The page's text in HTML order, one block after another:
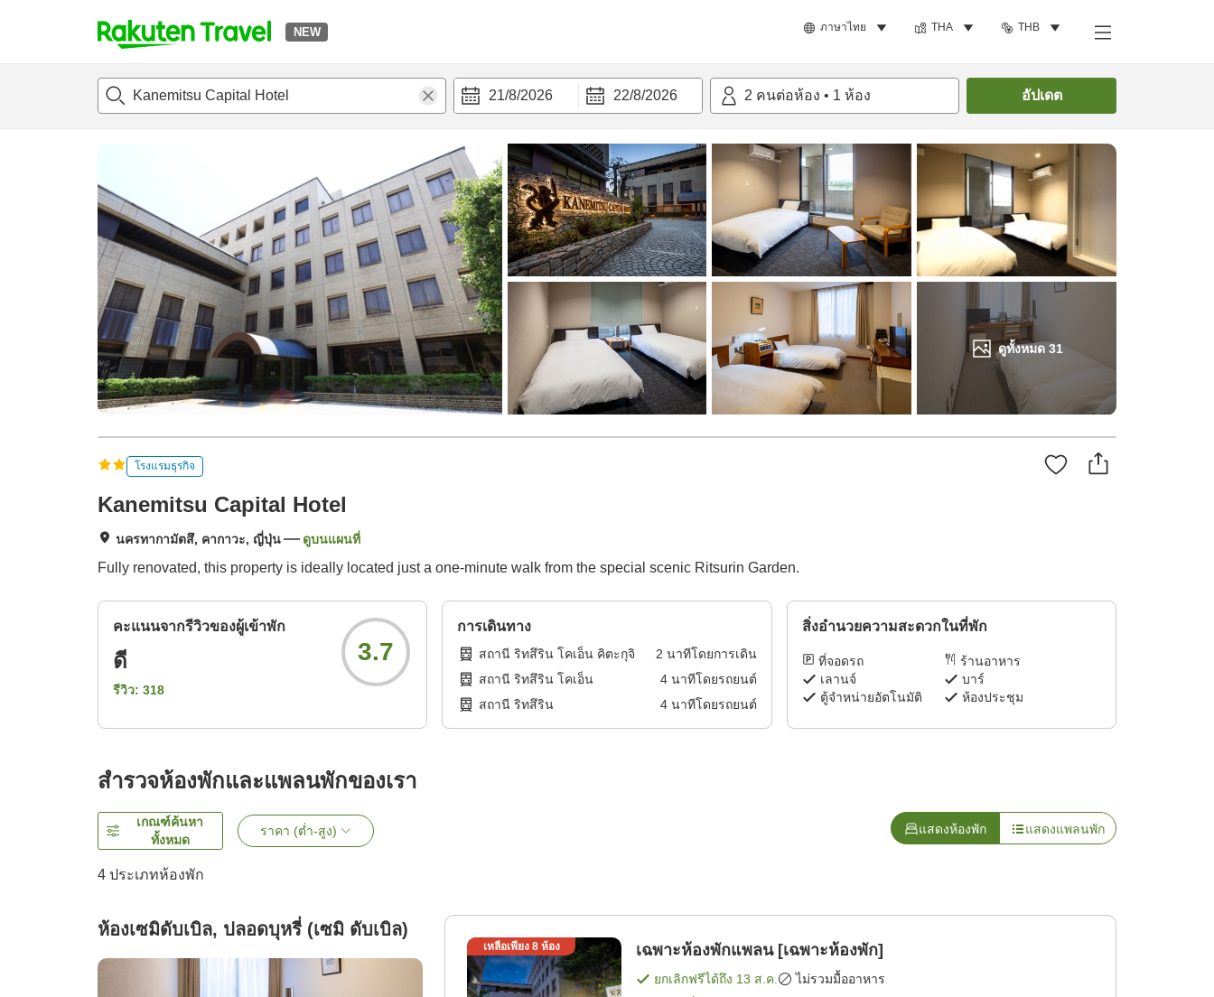
NEW ภาษาไทย THA THB
t
p
e
_
s
e
a
r
c
h
21/8/2026 22/8/2026 2 คนต่อห้อง • 1 ห้อง อัปเดต
ดูทั้งหมด 31
แนะนำที่พักห้องพักและแพลนพักรีวิว ค้นหาห้องพัก
โรงแรมธุรกิจ
Kanemitsu Capital Hotel
นครทากามัตสึ, คากาวะ, ญี่ปุ่น ดูบนแผนที่
Fully renovated, this property is ideally located just a one-minute walk from the special scenic Ritsurin Garden.
คะแนนจากรีวิวของผู้เข้าพัก
ดี
รีวิว: 318
3.7
การเดินทาง
สถานี ริทสึริน โคเอ็น คิตะกุจิ 2 นาทีโดยการเดิน
สถานี ริทสึริน โคเอ็น
4นาทีโดยรถยนต์
สถานี ริทสึริน
4นาทีโดยรถยนต์
สิ่งอำนวยความสะดวกในที่พัก
ที่จอดรถ
ร้านอาหาร
เลานจ์
บาร์
ตู้จำหน่ายอัตโนมัติ
ห้องประชุม
สำรวจห้องพักและแพลนพักของเรา
เกณฑ์ค้นหา
ทั้งหมด
ราคา (ต่ำ-สูง) แสดงห้องพัก แสดงแพลนพัก
4 ประเภทห้องพัก
ห้องเซมิดับเบิล, ปลอดบุหรี่ (เซมิ ดับเบิล)
เหลือเพียง 8ห้อง เฉพาะห้องพักแพลน [เฉพาะห้องพัก]
ยกเลิกฟรีได้ถึง 13 ส.ค. ไม่รวมมื้ออาหาร